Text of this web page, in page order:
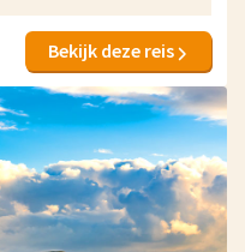
Bekijk deze reis